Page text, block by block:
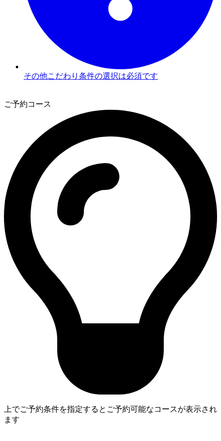
その他こだわり条件の選択は必須です
ご予約コース
上でご予約条件を指定するとご予約可能なコースが表示され
ます